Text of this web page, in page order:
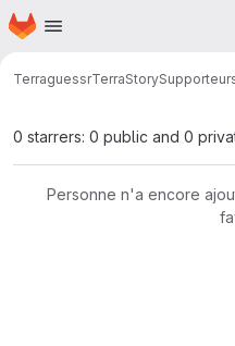
Passer au contenu principal
Page d'accueil
TerraguessrTerraStory
0 starrers: 0 public and 0
Personne n'a encore